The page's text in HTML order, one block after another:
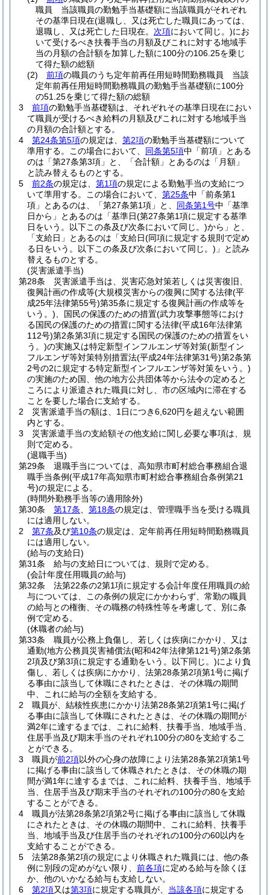
職員 当該職員の勤勉手当基礎額に当該職員がそれぞれ
その基準日現在(退職し、又は死亡した職員にあっては、
退職し、又は死亡した日現在。 次項において同じ。)にお
いて受けるべき扶養手当の月額及びこれに対する地域手
当の月額の合計額を加算した額に100分の106.25を乗じ
て得た額の総額
(2)
前項の職員のうち定年前再任用短時間勤務職員 当該
定年前再任用短時間勤務職員の勤勉手当基礎額に100分
の51.25を乗じて得た額の総額
3
前項の勤勉手当基礎額は、それぞれその基準日現在におい
て職員が受けるべき給料の月額及びこれに対する地域手当
の月額の合計額とする。
4
第24条第5項の規定は、 第2項の勤勉手当基礎額について
準用する。
この場合において、 同条第5項中「前項」とある
のは「第27条第3項」と、「合計額」とあるのは「月額」
と読み替えるものとする。
5
前2条の規定は、 第1項の規定による勤勉手当の支給につ
いて準用する。
この場合において、 第25条中「前条第1
項」とあるのは、「第27条第1項」と、 同条第1号中「基準
日から」とあるのは「基準日(第27条第1項に規定する基準
日をいう。以下この条及び次条において同じ。)から」と、
「支給日」とあるのは「支給日(同項に規定する規則で定め
る日をいう。以下この条及び次条において同じ。) 」と読み
替えるものとする。
(災害派遣手当)
第28条
災害派遣手当は、災害応急対策若しくは災害復旧、
復興計画の作成等(大規模災害からの復興に関する法律(平
成25年法律第55号)第35条に規定する復興計画の作成等を
いう。) 、国民の保護のための措置(武力攻撃事態等におけ
る国民の保護のための措置に関する法律(平成16年法律第
112号)第2条第3項に規定する国民の保護のための措置をい
う。)の実施又は特定新型インフルエンザ等対策(新型イン
フルエンザ等対策特別措置法(平成24年法律第31号)第2条第
2号の2に規定する特定新型インフルエンザ等対策をいう。)
の実施のため国、他の地方公共団体等から法令の定めると
ころにより派遣された職員に対し、市の区域内に滞在する
ことを要した場合に支給する。
2
災害派遣手当の額は、1日につき6,620円を超えない範囲
内とする。
3
災害派遣手当の支給額その他支給に関し必要な事項は、規
則で定める。
(退職手当)
第29条
退職手当については、高知県市町村総合事務組合退
職手当条例(平成17年高知県市町村総合事務組合条例第21
号)の規定による。
(時間外勤務手当等の適用除外)
第30条
第17条 第18条の規定は、管理職手当を受ける職員
には適用しない。
2
第7条及び第10条の規定は、定年前再任用短時間勤務職員
には適用しない。
(給与の支給日)
第31条
給与の支給日については、規則で定める。
(会計年度任用職員の給与)
第32条
法第22条の2第1項に規定する会計年度任用職員の給
与については、この条例の規定にかかわらず、常勤の職員
の給与との権衡、その職務の特殊性等を考慮して、別に条
例で定める。
(休職者の給与)
第33条
職員が公務上負傷し、若しくは疾病にかかり、又は
通勤(地方公務員災害補償法(昭和42年法律第121号)第2条第
2項及び第3項に規定する通勤をいう。以下同じ。)により負
傷し、若しくは疾病にかかり、法第28条第2項第1号に掲げ
る事由に該当して休職にされたときは、その休職の期間
中、これに給与の全額を支給する。
2
職員が、結核性疾患にかかり法第28条第2項第1号に掲げ
る事由に該当して休職にされたときは、その休職の期間が
満2年に達するまでは、これに給料、扶養手当、地域手当、
住居手当及び期末手当のそれぞれ100分の80を支給するこ
とができる。
3
職員が前2項以外の心身の故障により法第28条第2項第1号
に掲げる事由に該当して休職されたときは、その休職の期
間が満1年に達するまでは、これに給料、扶養手当、地域手
当、住居手当及び期末手当のそれぞれの100分の80を支給
することができる。
4
職員が法第28条第2項第2号に掲げる事由に該当して休職
にされたときは、その休職の期間中、これに給料、扶養手
当、地域手当及び住居手当のそれぞれの100分の60以内を
支給することができる。
5
法第28条第2項の規定により休職された職員には、他の条
例に別段の定めがない限り、 前各項に定める給与を除くほ
か、他のいかなる給与も支給しない。
6
第2項又は第3項に規定する職員が、 当該各項に規定する